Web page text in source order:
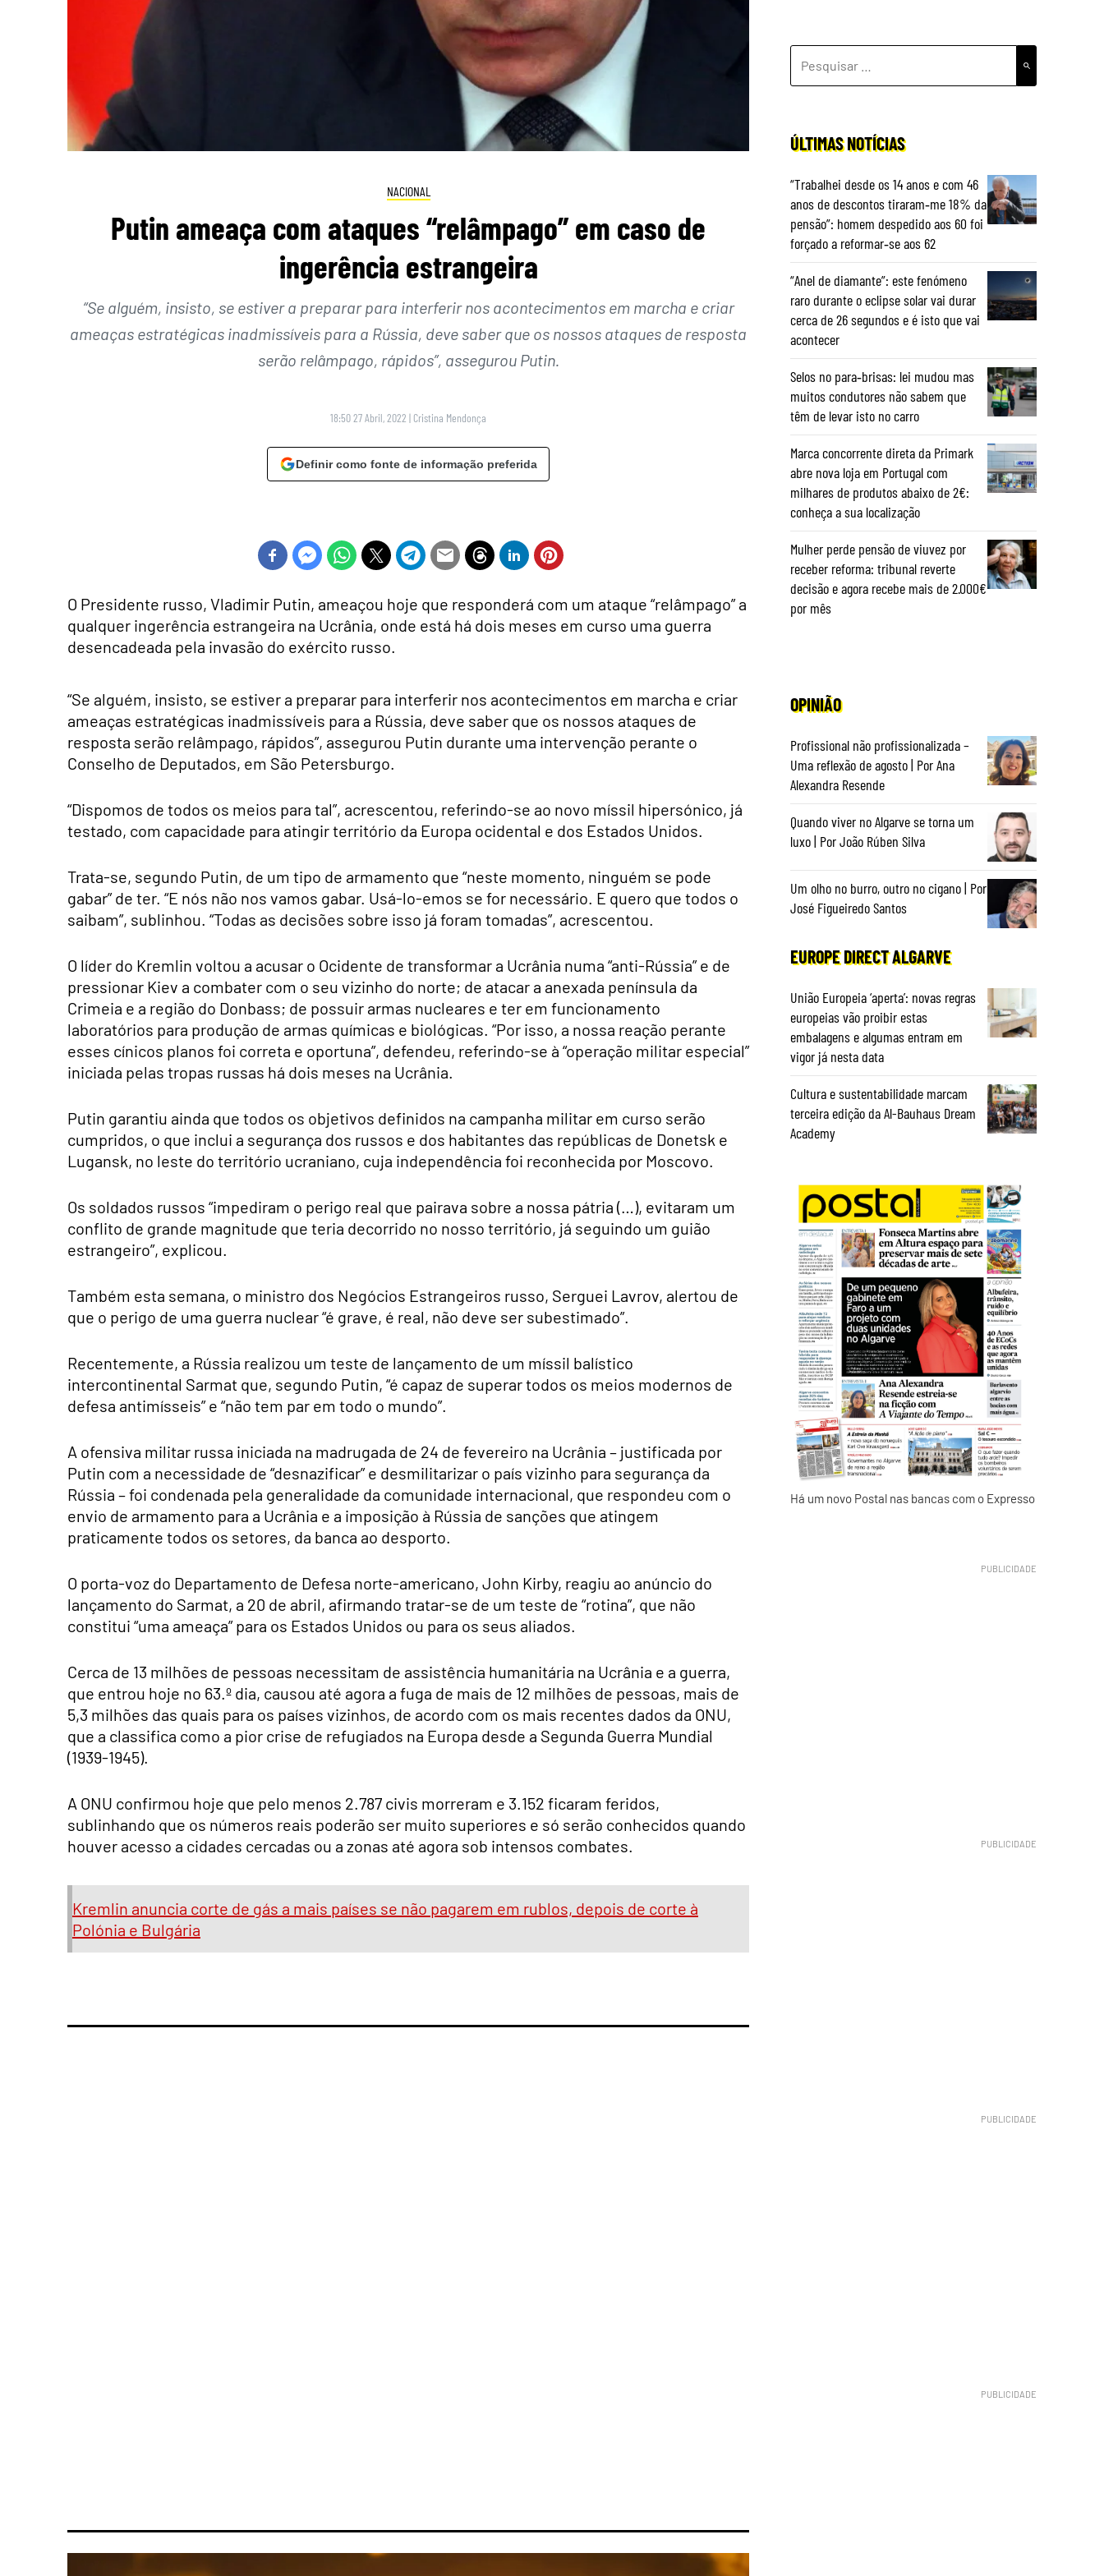
NACIONAL
Putin ameaça com ataques “relâmpago” em caso de
ingerência estrangeira
“Se alguém, insisto, se estiver a preparar para interferir nos acontecimentos em marcha e criar
ameaças estratégicas inadmissíveis para a Rússia, deve saber que os nossos ataques de resposta
serão relâmpago, rápidos”, assegurou Putin.
18:50 27 Abril, 2022 | Cristina Mendonça
Definir como fonte de informação preferida
O Presidente russo, Vladimir Putin, ameaçou hoje que responderá com um ataque “relâmpago” a
qualquer ingerência estrangeira na Ucrânia, onde está há dois meses em curso uma guerra
desencadeada pela invasão do exército russo.
“Se alguém, insisto, se estiver a preparar para interferir nos acontecimentos em marcha e criar
ameaças estratégicas inadmissíveis para a Rússia, deve saber que os nossos ataques de
resposta serão relâmpago, rápidos”, assegurou Putin durante uma intervenção perante o
Conselho de Deputados, em São Petersburgo.
“Dispomos de todos os meios para tal”, acrescentou, referindo-se ao novo míssil hipersónico, já
testado, com capacidade para atingir território da Europa ocidental e dos Estados Unidos.
Trata-se, segundo Putin, de um tipo de armamento que “neste momento, ninguém se pode
gabar” de ter. “E nós não nos vamos gabar. Usá-lo-emos se for necessário. E quero que todos o
saibam”, sublinhou. “Todas as decisões sobre isso já foram tomadas”, acrescentou.
O líder do Kremlin voltou a acusar o Ocidente de transformar a Ucrânia numa “anti-Rússia” e de
pressionar Kiev a combater com o seu vizinho do norte; de atacar a anexada península da
Crimeia e a região do Donbass; de possuir armas nucleares e ter em funcionamento
laboratórios para produção de armas químicas e biológicas. “Por isso, a nossa reação perante
esses cínicos planos foi correta e oportuna”, defendeu, referindo-se à “operação militar especial”
iniciada pelas tropas russas há dois meses na Ucrânia.
Putin garantiu ainda que todos os objetivos definidos na campanha militar em curso serão
cumpridos, o que inclui a segurança dos russos e dos habitantes das repúblicas de Donetsk e
Lugansk, no leste do território ucraniano, cuja independência foi reconhecida por Moscovo.
Os soldados russos “impediram o perigo real que pairava sobre a nossa pátria (…), evitaram um
conflito de grande magnitude que teria decorrido no nosso território, já seguindo um guião
estrangeiro”, explicou.
Também esta semana, o ministro dos Negócios Estrangeiros russo, Serguei Lavrov, alertou de
que o perigo de uma guerra nuclear “é grave, é real, não deve ser subestimado”.
Recentemente, a Rússia realizou um teste de lançamento de um míssil balístico
intercontinental Sarmat que, segundo Putin, “é capaz de superar todos os meios modernos de
defesa antimísseis” e “não tem par em todo o mundo”.
A ofensiva militar russa iniciada na madrugada de 24 de fevereiro na Ucrânia – justificada por
Putin com a necessidade de “desnazificar” e desmilitarizar o país vizinho para segurança da
Rússia – foi condenada pela generalidade da comunidade internacional, que respondeu com o
envio de armamento para a Ucrânia e a imposição à Rússia de sanções que atingem
praticamente todos os setores, da banca ao desporto.
O porta-voz do Departamento de Defesa norte-americano, John Kirby, reagiu ao anúncio do
lançamento do Sarmat, a 20 de abril, afirmando tratar-se de um teste de “rotina”, que não
constitui “uma ameaça” para os Estados Unidos ou para os seus aliados.
Cerca de 13 milhões de pessoas necessitam de assistência humanitária na Ucrânia e a guerra,
que entrou hoje no 63.º dia, causou até agora a fuga de mais de 12 milhões de pessoas, mais de
5,3 milhões das quais para os países vizinhos, de acordo com os mais recentes dados da ONU,
que a classifica como a pior crise de refugiados na Europa desde a Segunda Guerra Mundial
(1939-1945).
A ONU confirmou hoje que pelo menos 2.787 civis morreram e 3.152 ficaram feridos,
sublinhando que os números reais poderão ser muito superiores e só serão conhecidos quando
houver acesso a cidades cercadas ou a zonas até agora sob intensos combates.
Kremlin anuncia corte de gás a mais países se não pagarem em rublos, depois de corte à
Polónia e Bulgária
POR:
ÚLTIMAS NOTÍCIAS
“Trabalhei desde os 14 anos e com 46
anos de descontos tiraram‑me 18% da
pensão”: homem despedido aos 60 foi
forçado a reformar‑se aos 62
“Anel de diamante”: este fenómeno
raro durante o eclipse solar vai durar
cerca de 26 segundos e é isto que vai
acontecer
Selos no para‑brisas: lei mudou mas
muitos condutores não sabem que
têm de levar isto no carro
Marca concorrente direta da Primark
abre nova loja em Portugal com
milhares de produtos abaixo de 2€:
conheça a sua localização
Mulher perde pensão de viuvez por
receber reforma: tribunal reverte
decisão e agora recebe mais de 2.000€
por mês
OPINIÃO
Profissional não profissionalizada –
Uma reflexão de agosto | Por Ana
Alexandra Resende
Quando viver no Algarve se torna um
luxo | Por João Rúben Silva
Um olho no burro, outro no cigano | Por
José Figueiredo Santos
EUROPE DIRECT ALGARVE
União Europeia ‘aperta’: novas regras
europeias vão proibir estas
embalagens e algumas entram em
vigor já nesta data
Cultura e sustentabilidade marcam
terceira edição da Al-Bauhaus Dream
Academy
Há um novo Postal nas bancas com o Expresso